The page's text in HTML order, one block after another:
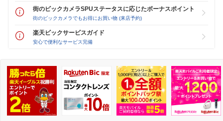
街のビックカメラSPUステータスに応じたボーナスポイント
街のビックカメラでもお得にお買い物 (来店予約)
楽天ビックサービスガイド
安心で便利なサービス完備